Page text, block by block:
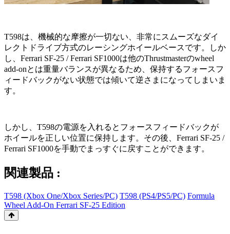
T598は、機械的な摩擦が一切ない、非常にスムーズなダイ
レクトドライブ方式のレーシングホイールベースです。しか
し、Ferrari SF-25 / Ferrari SF1000は他のThrustmasterのwheel
add-onとは重量バランスが異なるため、保持するフォースフ
ィードバックがない状態では傾いて逆さまになってしまいま
す。
しかし、T598の電源を入れるとフォースフィードバックが
ホイールを正しい位置に保持します。その後、Ferrari SF-25 /
Ferrari SF1000を手動でまっすぐに戻すことができます。
関連製品 :
T598 (Xbox One/Xbox Series/PC) T598 (PS4/PS5/PC) Formula
Wheel Add-On Ferrari SF-25 Edition